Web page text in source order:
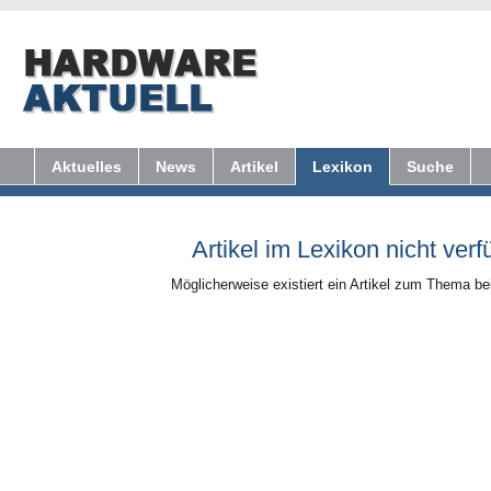
Aktuelles News Artikel Lexikon Suche
Artikel im Lexikon nicht
Möglicherweise existiert ein Artikel zum Thema